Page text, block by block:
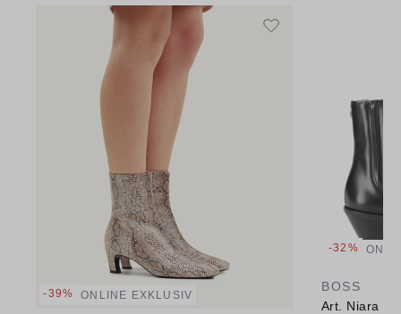
-39% ONLINE EXKLUSIV
-32%
BOSS
Art. Niara